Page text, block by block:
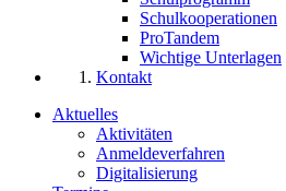
Schulkooperationen
ProTandem
Wichtige Unterlagen
Kontakt
Aktuelles
Aktivitäten
Anmeldeverfahren
Digitalisierung